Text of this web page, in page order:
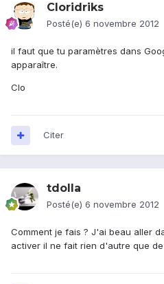
Cloridriks
Posté(e) 6 novembre 2012
il faut que tu paramètres dans
apparaître.
Clo
Citer
tdolla
Posté(e) 6 novembre 2012
Comment je fais ? J'ai beau aller
activer il ne fait rien d'autre que